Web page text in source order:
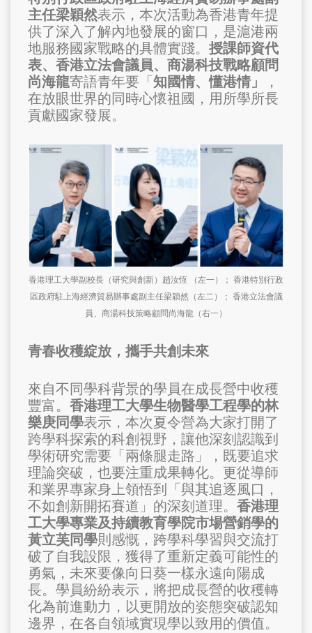
主任梁穎然表示，本次活動為香港青年提
供了深入了解內地發展的窗口，是滬港兩
地服務國家戰略的具體實踐。 授課師資代
表、香港立法會議員、商湯科技戰略顧問
尚海龍寄語青年要「知國情、懂港情」
，
在放眼世界的同時心懷祖國，用所學所長
貢獻國家發展。
香港理工大學副校長（研究與創新）趙汝恆 （左一）； 香港特別行政
區政府駐上海經濟貿易辦事處副主任梁穎然（左二）； 香港立法會議
員、商湯科技策略顧問尚海龍（右一）
青春收穫綻放，攜手共創未來
來自不同學科背景的學員在成長營中收穫
豐富。 香港理工大學生物醫學工程學的林
樂庚同學表示，本次夏令營為大家打開了
跨學科探索的科創視野，讓他深刻認識到
學術研究需要「兩條腿走路」，既要追求
理論突破，也要注重成果轉化。更從導師
和業界專家身上領悟到「與其追逐風口，
不如創新開拓賽道」的深刻道理。 香港理
工大學專業及持續教育學院市場營銷學的
黃立芙同學則感慨，跨學科學習與交流打
破了自我設限，獲得了重新定義可能性的
勇氣，未來要像向日葵一樣永遠向陽成
長。學員紛紛表示，將把成長營的收穫轉
化為前進動力，以更開放的姿態突破認知
邊界，在各自領域實現學以致用的價值。